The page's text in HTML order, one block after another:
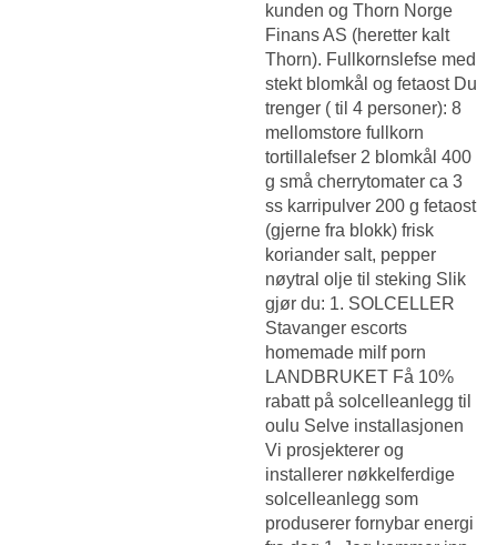
kunden og Thorn Norge
Finans AS (heretter kalt
Thorn). Fullkornslefse med
stekt blomkål og fetaost Du
trenger ( til 4 personer): 8
mellomstore fullkorn
tortillalefser 2 blomkål 400
g små cherrytomater ca 3
ss karripulver 200 g fetaost
(gjerne fra blokk) frisk
koriander salt, pepper
nøytral olje til steking Slik
gjør du: 1. SOLCELLER
Stavanger escorts
homemade milf porn
LANDBRUKET Få 10%
rabatt på solcelleanlegg til
oulu Selve installasjonen
Vi prosjekterer og
installerer nøkkelferdige
solcelleanlegg som
produserer fornybar energi